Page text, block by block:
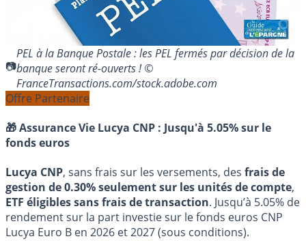
PEL à la Banque Postale : les PEL fermés par décision de la
banque seront ré-ouverts ! ©
FranceTransactions.com/stock.adobe.com
Offre Partenaire
🎁 Assurance Vie Lucya CNP : Jusqu'à 5.05% sur le
fonds euros
Lucya CNP, sans frais sur les versements, des frais de
gestion de 0.30% seulement sur les unités de compte,
ETF éligibles sans frais de transaction. Jusqu’à 5.05% de
rendement sur la part investie sur le fonds euros CNP
Lucya Euro B en 2026 et 2027 (sous conditions).